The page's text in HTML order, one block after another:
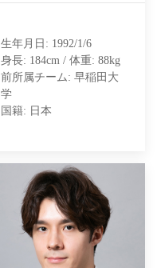
生年月日: 1992/1/6
身長: 184cm / 体重: 88kg
前所属チーム: 早稲田大
学
国籍: 日本